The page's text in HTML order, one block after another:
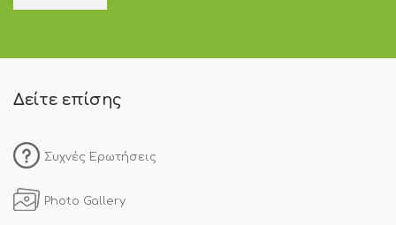
Δείτε επίσης
Συχνές Ερωτήσεις
Photo Gallery